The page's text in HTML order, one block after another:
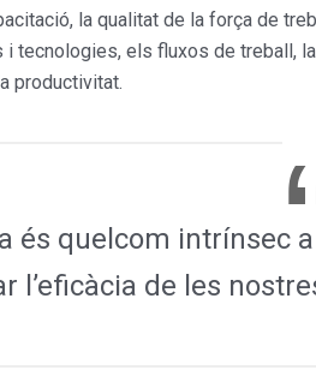
la qualitat de la força de
tecnologies, els fluxos de treball,
productivitat.
és quelcom intrínsec
l’eficàcia de les